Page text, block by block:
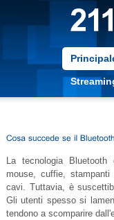
La tecnologia
mouse, cuffie,
cavi. Tuttavia, è
Gli utenti spesso si
tendono a scomparire